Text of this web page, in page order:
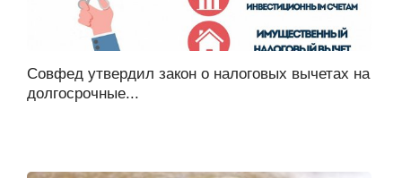
Совфед утвердил закон о налоговых вычетах на
долгосрочные...